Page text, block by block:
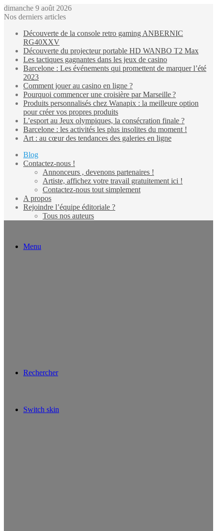
dimanche 9 août 2026
Nos derniers articles
Découverte de la console retro gaming ANBERNIC
RG40XXV
Découverte du projecteur portable HD WANBO T2 Max
Les tactiques gagnantes dans les jeux de casino
Barcelone : Les événements qui promettent de marquer l’été
2023
Comment jouer au casino en ligne ?
Pourquoi commencer une croisière par Marseille ?
Produits personnalisés chez Wanapix : la meilleure option
pour créer vos propres produits
L’esport au Jeux olympiques, la consécration finale ?
Barcelone : les activités les plus insolites du moment !
Art : au cœur des tendances des galeries en ligne
Blog
Contactez-nous !
Annonceurs , devenons partenaires !
Artiste, affichez votre travail gratuitement ici !
Contactez-nous tout simplement
A propos
Rejoindre l’équipe éditoriale ?
Tous nos auteurs
Menu
Rechercher
Switch skin